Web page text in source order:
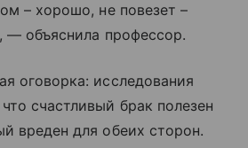
– хорошо, не повезет –
— объяснила профессор.
оговорка: исследования
счастливый брак полезен
вреден для обеих сторон.